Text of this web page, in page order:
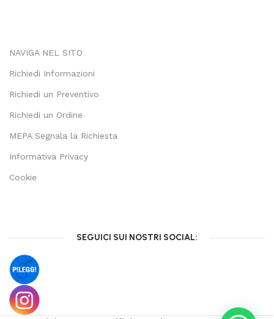
NAVIGA NEL SITO
Richiedi Informazioni
Richiedi un Preventivo
Richiedi un Ordine
MEPA Segnala la Richiesta
Informativa Privacy
Cookie
SEGUICI SUI NOSTRI SOCIAL: